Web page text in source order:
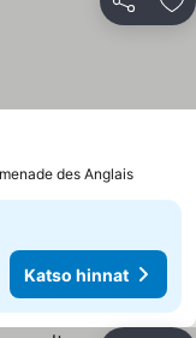
Jaa
des Anglais
Katso hinnat